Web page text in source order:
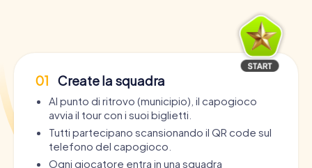
01 Create la squadra
Al punto di ritrovo (municipio), il capogioco
avvia il tour con i suoi biglietti.
Tutti partecipano scansionando il QR code sul
telefono del capogioco.
Ogni giocatore entra in una squadra